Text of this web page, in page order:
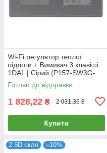
Wi-Fi регулятор теплої
підлоги + Вимикач 3 клавіші
1DAL | Сірий (P157-SW3G-
TR.WF.GR)
Готово до відправки
1 828,22 ₴ 2 031,36 ₴
Купити
2.5D скло –10%